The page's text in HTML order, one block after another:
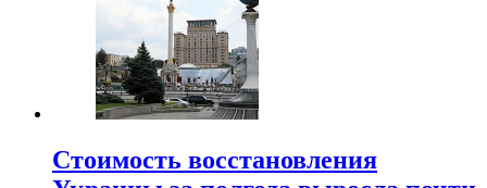
Стоимость восстановления